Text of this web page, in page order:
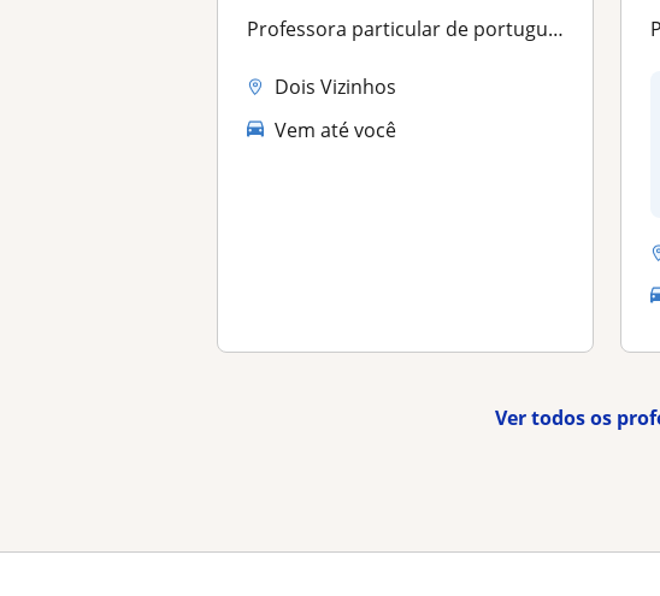
Professora particular de português e literatura
Dois Vizinhos
Vem até você
Ver todos os